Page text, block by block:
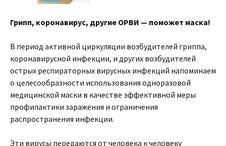
Грипп, коронавирус, другие ОРВИ — поможет маска!
В период активной циркуляции возбудителей гриппа,
коронавирусной инфекции, и других возбудителей
острых респираторных вирусных инфекций напоминаем
о целесообразности использования одноразовой
медицинской маски в качестве эффективной меры
профилактики заражения и ограничения
распространения инфекции.
Эти вирусы передаются от человека к человеку